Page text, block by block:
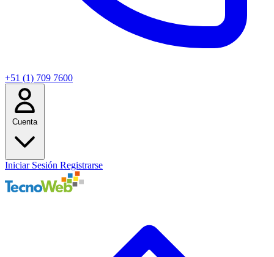
+51 (1) 709 7600
Cuenta
Iniciar Sesión Registrarse